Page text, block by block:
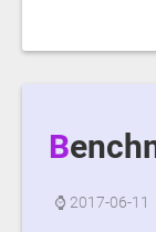
⌚ 2017-06-11